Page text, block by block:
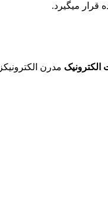
قرار میگیرد.
مدرن الکترونیکز